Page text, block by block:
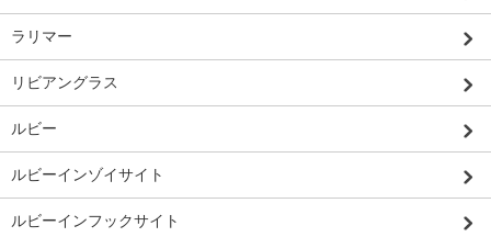
ラリマー
リビアングラス
ルビー
ルビーインゾイサイト
ルビーインフックサイト